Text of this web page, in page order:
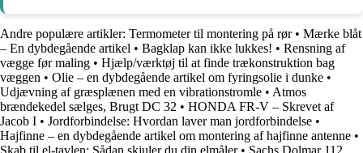
Andre populære artikler: Termometer til montering på rør• Mærke blåt
– En dybdegående artikel • Bagklap kan ikke lukkes! • Rensning af
vægge før maling • Hjælp/værktøj til at finde trækonstruktion bag
væggen • Olie – en dybdegående artikel om fyringsolie i dunke •
Udjævning af græsplænen med en vibrationstromle • Atmos
brændekedel sælges, Brugt DC 32 • HONDA FR-V – Skrevet af
Jacob I • Jordforbindelse: Hvordan laver man jordforbindelse •
Hajfinne – en dybdegående artikel om montering af hajfinne antenne •